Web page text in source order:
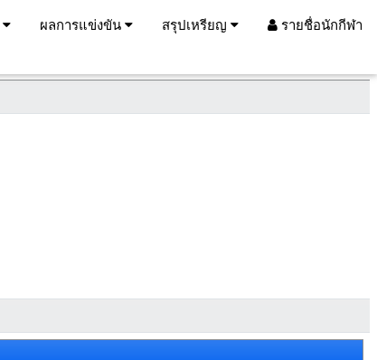
ผลการแข่งขัน สรุปเหรียญ รายชื่อนักกีฬา